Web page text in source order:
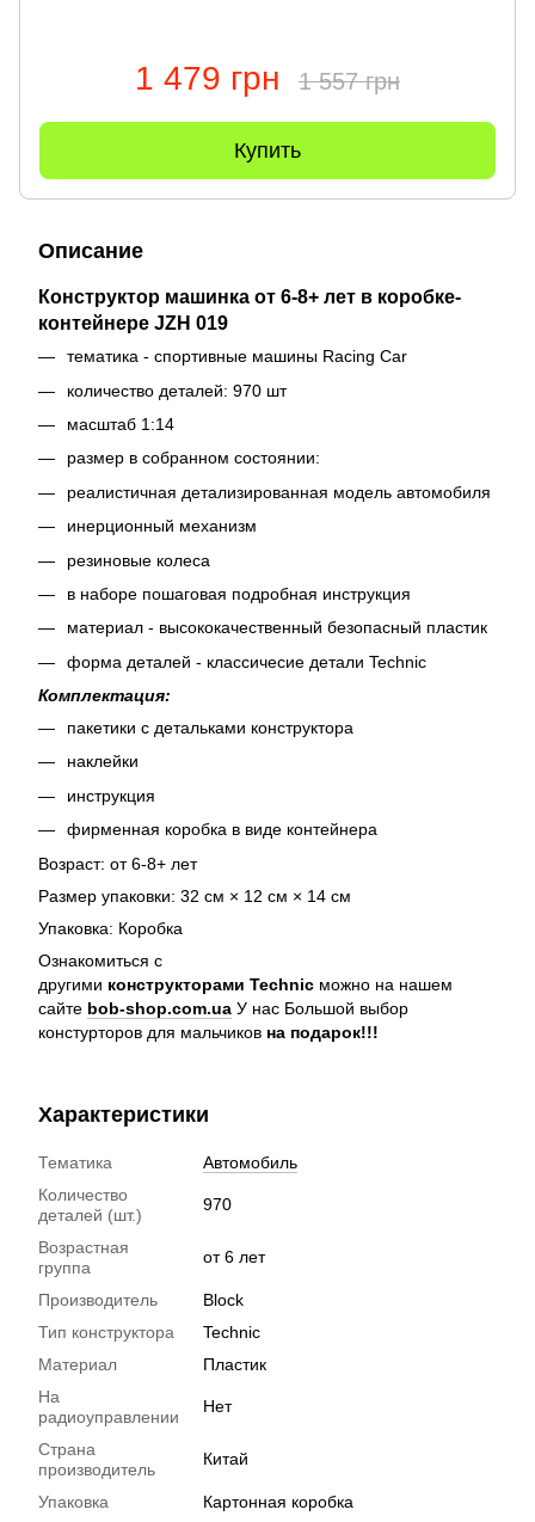
1 479 грн 1 557 грн
Купить
Описание
Конструктор машинка от 6-8+ лет в коробке-
контейнере JZH 019
тематика - спортивные машины Racing Car
количество деталей: 970 шт
масштаб 1:14
размер в собранном состоянии:
реалистичная детализированная модель автомобиля
инерционный механизм
резиновые колеса
в наборе пошаговая подробная инструкция
материал - высококачественный безопасный пластик
форма деталей - классичесие детали Technic
Комплектация:
пакетики с детальками конструктора
наклейки
инструкция
фирменная коробка в виде контейнера
Возраст: от 6-8+ лет
Размер упаковки: 32 см × 12 см × 14 см
Упаковка: Коробка
Ознакомиться с
другими конструкторами Technic можно на нашем
сайте bob-shop.com.ua У нас Большой выбор
констурторов для мальчиков на подарок!!!
Характеристики
Тематика
Автомобиль
Количество
деталей (шт.)
970
Возрастная
группа
от 6 лет
Производитель
Block
Тип конструктора
Technic
Материал
Пластик
На
радиоуправлении
Нет
Страна
производитель
Китай
Упаковка
Картонная коробка